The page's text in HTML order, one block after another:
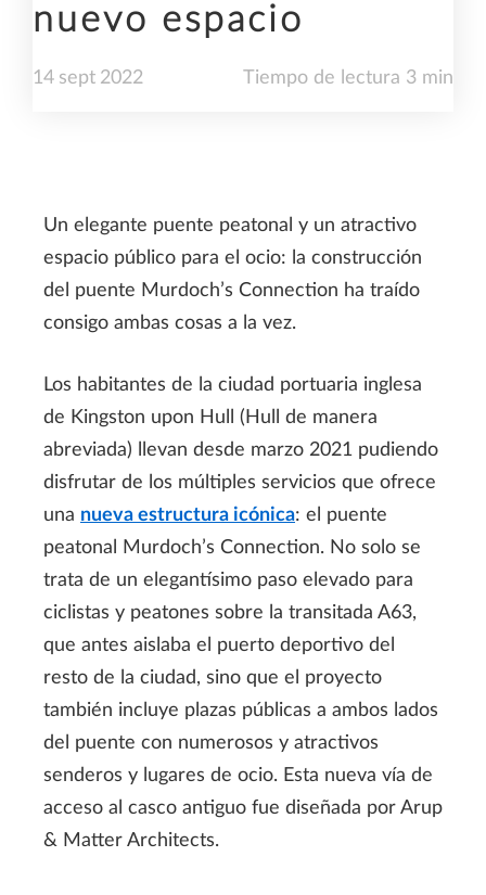
nuevo espacio
14 sept 2022 Tiempo de lectura 3 min
Un elegante puente peatonal y un atractivo
espacio público para el ocio: la construcción
del puente Murdoch’s Connection ha traído
consigo ambas cosas a la vez.
Los habitantes de la ciudad portuaria inglesa
de Kingston upon Hull (Hull de manera
abreviada) llevan desde marzo 2021 pudiendo
disfrutar de los múltiples servicios que ofrece
una nueva estructura icónica: el puente
peatonal Murdoch’s Connection. No solo se
trata de un elegantísimo paso elevado para
ciclistas y peatones sobre la transitada A63,
que antes aislaba el puerto deportivo del
resto de la ciudad, sino que el proyecto
también incluye plazas públicas a ambos lados
del puente con numerosos y atractivos
senderos y lugares de ocio. Esta nueva vía de
acceso al casco antiguo fue diseñada por Arup
& Matter Architects.